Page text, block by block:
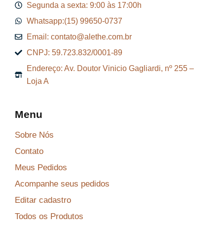
Segunda a sexta: 9:00 às 17:00h
Whatsapp:(15) 99650-0737
Email: contato@alethe.com.br
CNPJ: 59.723.832/0001-89
Endereço: Av. Doutor Vinicio Gagliardi, nº 255 –
Loja A
Menu
Sobre Nós
Contato
Meus Pedidos
Acompanhe seus pedidos
Editar cadastro
Todos os Produtos